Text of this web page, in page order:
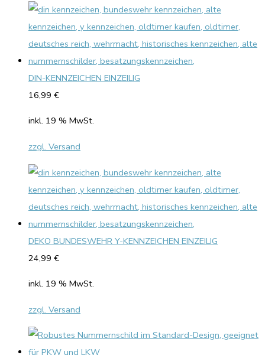
DIN-KENNZEICHEN EINZEILIG
16,99 €
inkl. 19 % MwSt.
zzgl. Versand
DEKO BUNDESWEHR Y-KENNZEICHEN EINZEILIG
24,99 €
inkl. 19 % MwSt.
zzgl. Versand